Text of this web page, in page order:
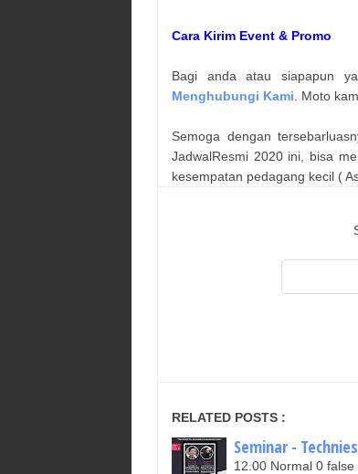
Cara Kirim Event & Promo
Bagi anda atau siapapun
Menghubungi Kami . Moto
Semoga dengan
JadwalResmi 2020 ini, bisa
kesempatan pedagang kecil (
RELATED POSTS :
Seminar -
12.00 Normal 0 false